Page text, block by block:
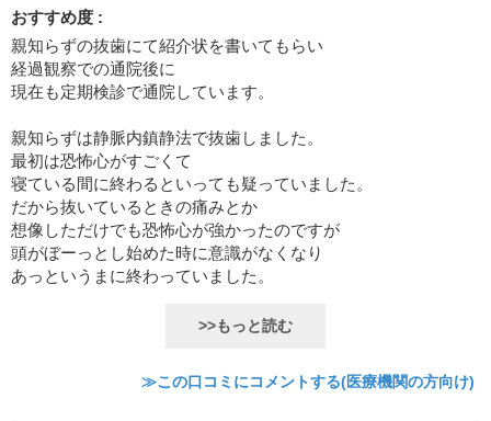
おすすめ度 :
親知らずの抜歯にて紹介状を書いてもらい
経過観察での通院後に
現在も定期検診で通院しています。
親知らずは静脈内鎮静法で抜歯しました。
最初は恐怖心がすごくて
寝ている間に終わるといっても疑っていました。
だから抜いているときの痛みとか
想像しただけでも恐怖心が強かったのですが
頭がぼーっとし始めた時に意識がなくなり
あっというまに終わっていました。
>>もっと読む
≫この口コミにコメントする(医療機関の方向け)